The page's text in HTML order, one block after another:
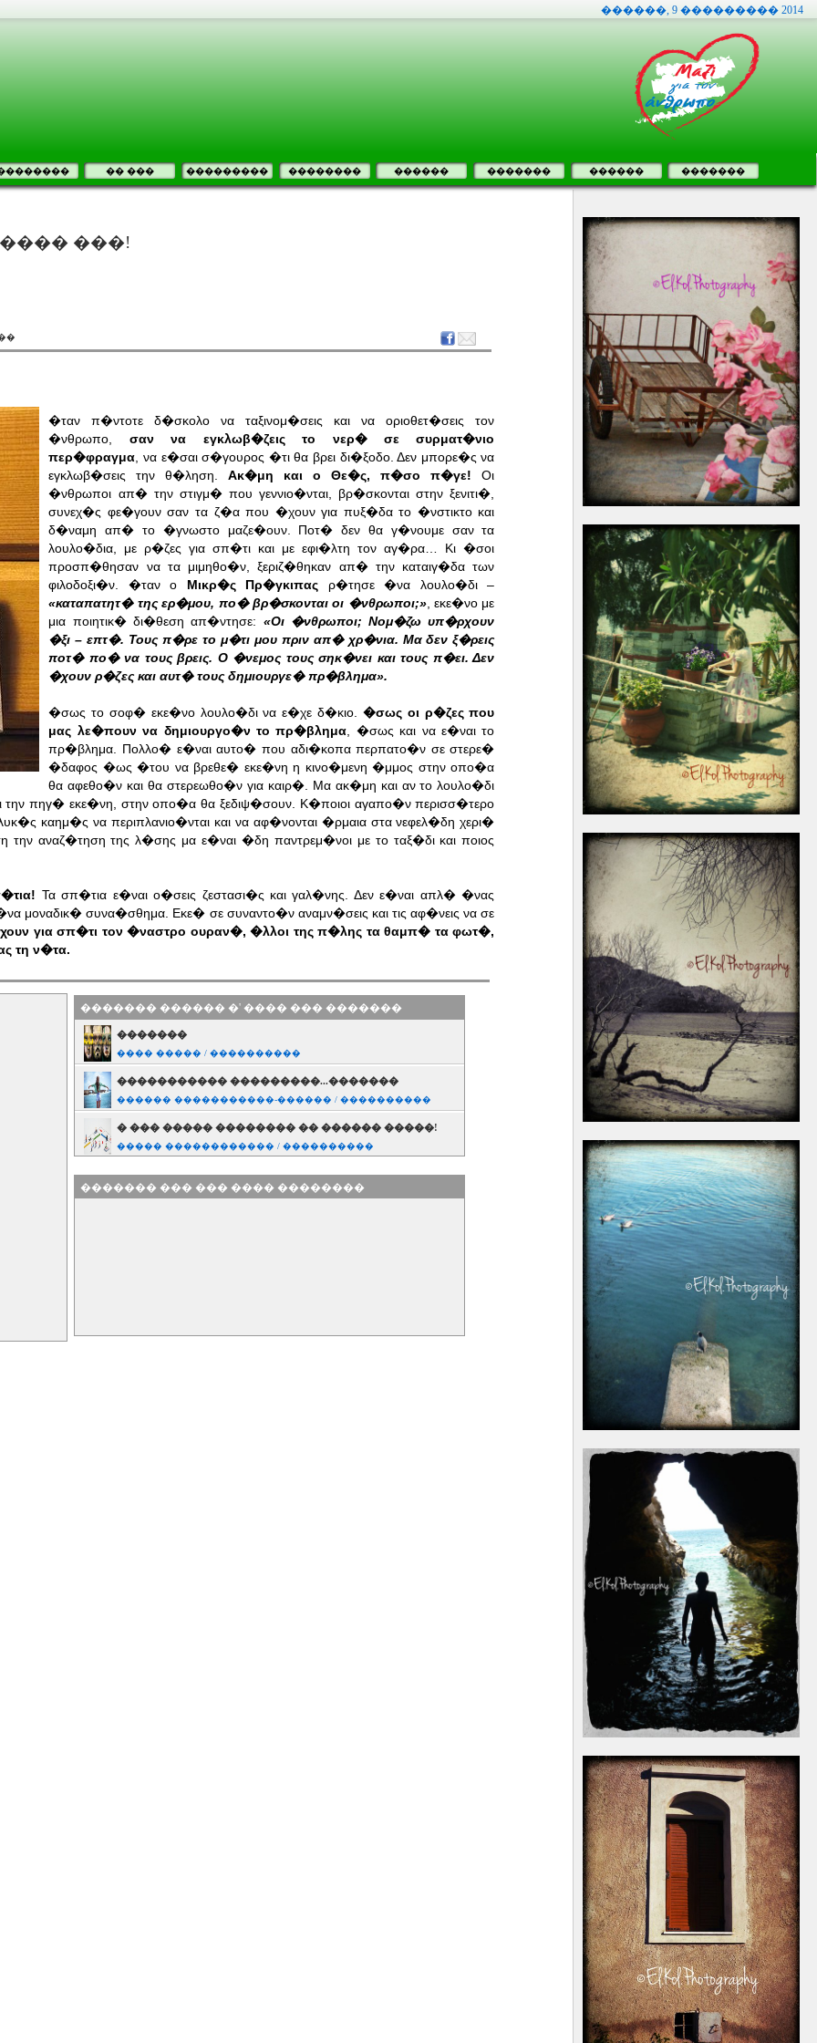
������, 9 ��������� 2014
�� ��� ��������� �������� ������ ������� ������ �������
���!
�ταν π�ντοτε δ�σκολο να ταξινομ�σεις και να οριοθετ�σεις τον
�νθρωπο, σαν να εγκλωβ�ζεις το νερ� σε συρματ�νιο
περ�φραγμα , να ε�σαι σ�γουρος �τι θα βρει δι�ξοδο. Δεν μπορε�ς να
εγκλωβ�σεις την θ�ληση.Ακ�μη και ο Θε�ς, π�σο π�γε! Οι
�νθρωποι απ� την στιγμ� που γεννιο�νται, βρ�σκονται στην ξενιτι�,
συνεχ�ς φε�γουν σαν τα ζ�α που �χουν για πυξ�δα το �νστικτο και
δ�ναμη απ� το �γνωστο μαζε�ουν. Ποτ� δεν θα γ�νουμε σαν τα
λουλο�δια, με ρ�ζες για σπ�τι και με εφι�λτη τον αγ�ρα… Κι �σοι
προσπ�θησαν να τα μιμηθο�ν, ξεριζ�θηκαν απ� την καταιγ�δα των
φιλοδοξι�ν. �ταν ο Μικρ�ς Πρ�γκιπας ρ�τησε �να λουλο�δι –
«καταπατητ� της ερ�μου, πο� βρ�σκονται οι �νθρωποι;», εκε�νο με
μια ποιητικ� δι�θεση απ�ντησε: «Οι �νθρωποι; Νομ�ζω υπ�ρχουν
�ξι – επτ�. Τους π�ρε το μ�τι μου πριν απ� χρ�νια. Μα δεν ξ�ρεις
ποτ� πο� να τους βρεις. Ο �νεμος τους σηκ�νει και τους π�ει. Δεν
�χουν ρ�ζες και αυτ� τους δημιουργε� πρ�βλημα».
�σως το σοφ� εκε�νο λουλο�δι να ε�χε δ�κιο. �σως οι ρ�ζες που
μας λε�πουν να δημιουργο�ν το πρ�βλημα , �σως και να ε�ναι το
πρ�βλημα. Πολλο� ε�ναι αυτο� που αδι�κοπα περπατο�ν σε στερε�
�δαφος �ως �του να βρεθε� εκε�νη η κινο�μενη �μμος στην οπο�α
θα αφεθο�ν και θα στερεωθο�ν για καιρ�. Μα ακ�μη και αν το λουλο�δι
πηγ� εκε�νη, στην οπο�α θα ξεδιψ�σουν. Κ�ποιοι αγαπο�ν περισσ�τερο
καημ�ς να περιπλανιο�νται και να αφ�νονται �ρμαια στα νεφελ�δη χερι�
αναζ�τηση της λ�σης μα ε�ναι �δη παντρεμ�νοι με το ταξ�δι και ποιος
Τα σπ�τια ε�ναι ο�σεις ζεστασι�ς και γαλ�νης. Δεν ε�ναι απλ� �νας
μοναδικ� συνα�σθημα. Εκε� σε συναντο�ν αναμν�σεις και τις αφ�νεις να σε
για σπ�τι τον �ναστρο ουραν�, �λλοι της π�λης τα θαμπ� τα φωτ�,
τη ν�τα.
������� ������ �' ���� ��� �������
�������
���� ����� / ����������
����������� ���������...�������
������ �����������-������ / ����������
� ��� ����� �������� �� ������ �����!
����� ������������ / ����������
�� ������ ������...
���������� ���������� / �������������
������� ������ / ����������
������� ��� ��� ���� ��������